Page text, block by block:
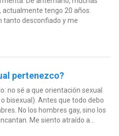
actualmente tengo 20 años.
tanto desconfiado y me
pertenezco?
no sé a que orientación sexual
bisexual). Antes que todo debo
No los hombres gay, sino los
Me siento atraído a...